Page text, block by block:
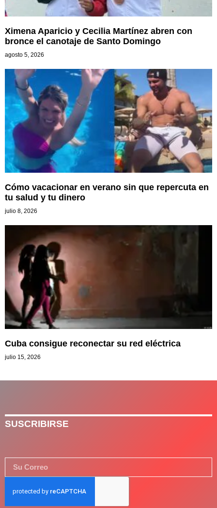
Ximena Aparicio y Cecilia Martínez abren con
bronce el canotaje de Santo Domingo
agosto 5, 2026
Cómo vacacionar en verano sin que repercuta en
tu salud y tu dinero
julio 8, 2026
Cuba consigue reconectar su red eléctrica
julio 15, 2026
SUSCRIBIRSE